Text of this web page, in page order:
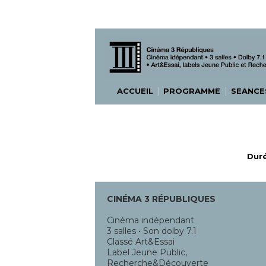
ACCUEIL | PROGRAMME |
CINÉMA 3 RÉPUBLIQUES
Cinéma indépendant
3 salles • Son dolby 7.1
Classé Art&Essai
Label Jeune Public,
Recherche&Découverte